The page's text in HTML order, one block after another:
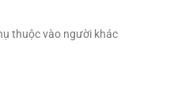
thuộc vào người khác